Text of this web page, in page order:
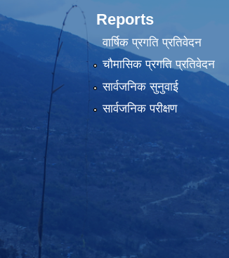
Reports
वार्षिक प्रगति प्रतिवेदन
चौमासिक प्रगति प्रतिवेदन
सार्वजनिक सुनुवाई
सार्वजनिक परीक्षण